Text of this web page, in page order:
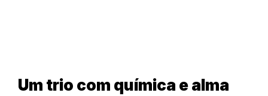
Um trio com química e alma